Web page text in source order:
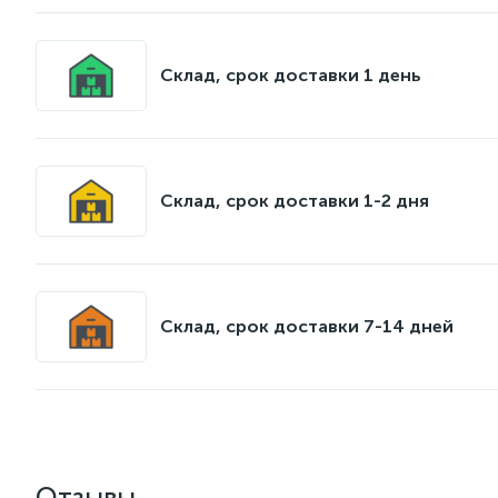
Склад, срок доставки 1 день
Склад, срок доставки 1-2 дня
Склад, срок доставки 7-14 дней